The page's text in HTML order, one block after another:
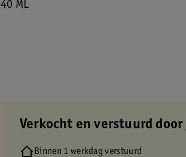
40 ML
Verkocht en verstuurd door
Binnen 1 werkdag verstuurd